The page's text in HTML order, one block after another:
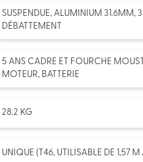
SUSPENDUE, ALUMINIUM 31.6MM,
DÉBATTEMENT
5 ANS CADRE ET FOURCHE
MOTEUR, BATTERIE
28.2 KG
UNIQUE (T46, UTILISABLE DE 1,57